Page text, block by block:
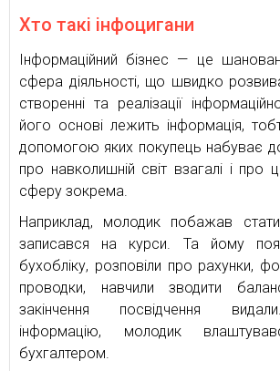
Хто такі інфоцигани
Інформаційний бізнес — це
сфера діяльності, що швидко
створенні та реалізації
його основі лежить інформація,
допомогою яких покупець набуває
про навколишній світ взагалі і про
сферу зокрема.
Наприклад, молодик побажав
записався на курси. Та йому
бухобліку, розповіли про рахунки,
проводки, навчили зводити
закінчення посвідчення
інформацію, молодик
бухгалтером.